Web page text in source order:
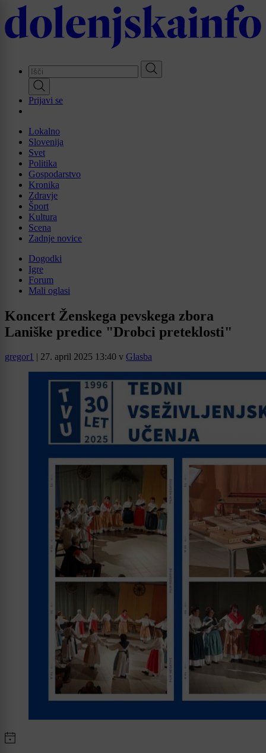
Skip
to
main
Prijavi se
Lokalno
Slovenija
Svet
Politika
Gospodarstvo
Kronika
Zdravje
Šport
Kultura
Scena
Zadnje novice
Dogodki
Igre
Forum
Mali oglasi
Koncert Ženskega pevskega zbora
Laniške predice "Drobci preteklosti"
gregor1 | 27. april 2025 13:40 v Glasba